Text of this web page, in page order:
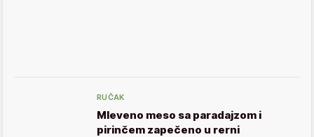
RUČAK
Mleveno meso sa paradajzom i
pirinčem zapečeno u rerni